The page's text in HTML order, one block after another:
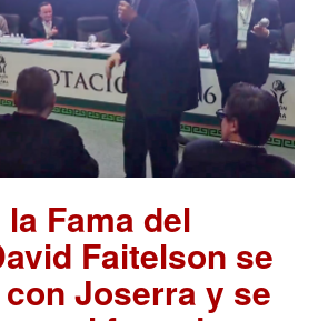
Fama del
Faitelson se
Joserra y se